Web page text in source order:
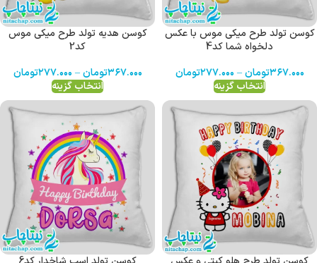
کوسن تولد طرح میکی موس با عکس
دلخواه شما کد4
۳۶۷.۰۰۰تومان – ۲۷۷.۰۰۰تومان
انتخاب گزینه
کوسن هدیه تولد طرح میکی موس
کد2
۳۶۷.۰۰۰تومان – ۲۷۷.۰۰۰تومان
انتخاب گزینه